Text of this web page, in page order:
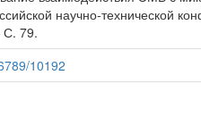
научно-технической
С. 79.
10192